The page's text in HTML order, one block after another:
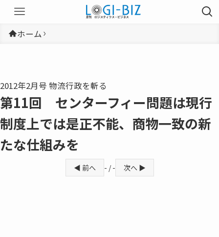
ホーム
2012年2月号 物流行政を斬る
第11回 センターフィー問題は現行
制度上では是正不能、商物一致の新
たな仕組みを
◀ 前へ - / - 次へ ▶